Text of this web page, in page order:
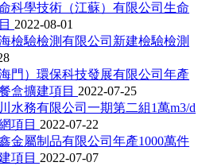
科學技術（江蘇）有限公司生命
2022-08-01
檢驗檢測有限公司新建檢驗檢測
門）環保科技發展有限公司年產
盒擴建項目 2022-07-25
水務有限公司一期第二組1萬m3/d
項目 2022-07-22
金屬制品有限公司年產1000萬件
項目 2022-07-07